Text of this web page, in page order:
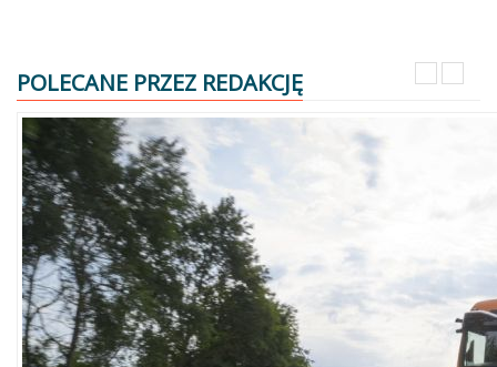
POLECANE PRZEZ REDAKCJĘ